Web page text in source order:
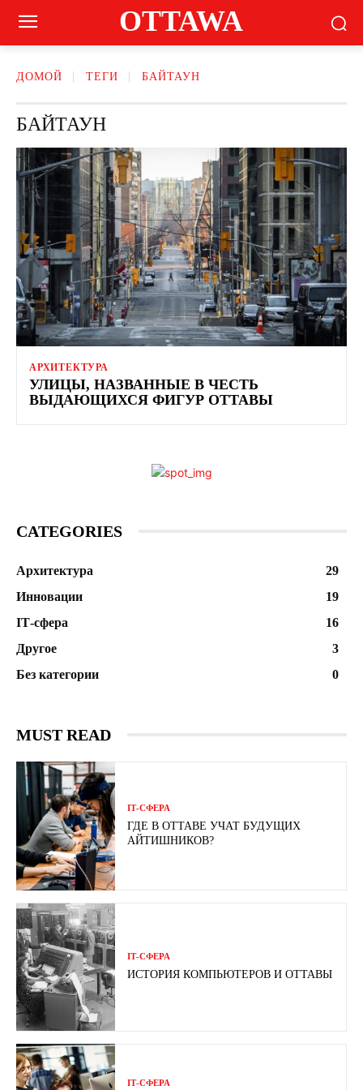
OTTAWA
ДОМОЙ ТЕГИ БАЙТАУН
БАЙТАУН
АРХИТЕКТУРА
УЛИЦЫ, НАЗВАННЫЕ В ЧЕСТЬ
ВЫДАЮЩИХСЯ ФИГУР ОТТАВЫ
CATEGORIES
Архитектура
29
Инновации
19
ІТ-сфера
16
Другое
3
Без категории
0
MUST READ
ІТ-СФЕРА
ГДЕ В ОТТАВЕ УЧАТ БУДУЩИХ
АЙТИШНИКОВ?
ІТ-СФЕРА
ИСТОРИЯ КОМПЬЮТЕРОВ И ОТТАВЫ
ІТ-СФЕРА